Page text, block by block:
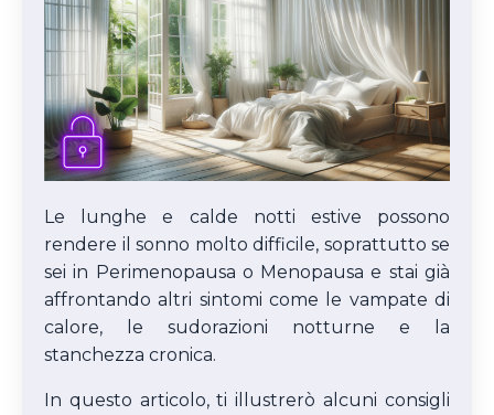
Le lunghe e calde notti estive possono
rendere il sonno molto difficile, soprattutto se
sei in Perimenopausa o Menopausa e stai già
affrontando altri sintomi come le vampate di
calore, le sudorazioni notturne e la
stanchezza cronica.
In questo articolo, ti illustrerò alcuni consigli